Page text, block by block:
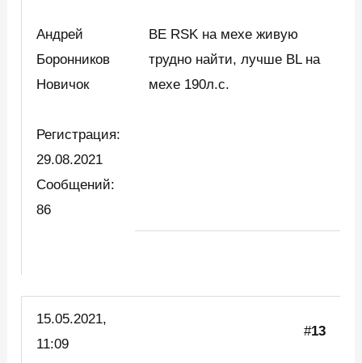
Андрей
Боронников
Новичок
Регистрация:
29.08.2021
Сообщений:
86
BE RSK на мехе живую
трудно найти, лучше BL на
мехе 190л.с.
15.05.2021,
11:09
#13